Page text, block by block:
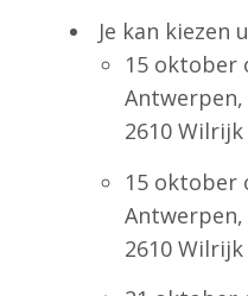
Je kan kiezen
15 oktober
Antwerpen,
2610 Wilrijk
15 oktober
Antwerpen,
2610 Wilrijk